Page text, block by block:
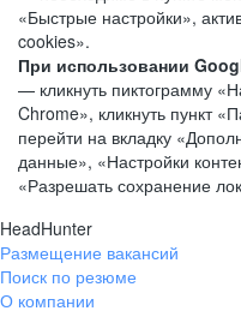
«Быстрые настройки»,
cookies».
При использовании
— кликнуть пиктограмму
Chrome», кликнуть пункт
перейти на вкладку
данные», «Настройки
«Разрешать сохранение
HeadHunter
Размещение вакансий
Поиск по резюме
О компании